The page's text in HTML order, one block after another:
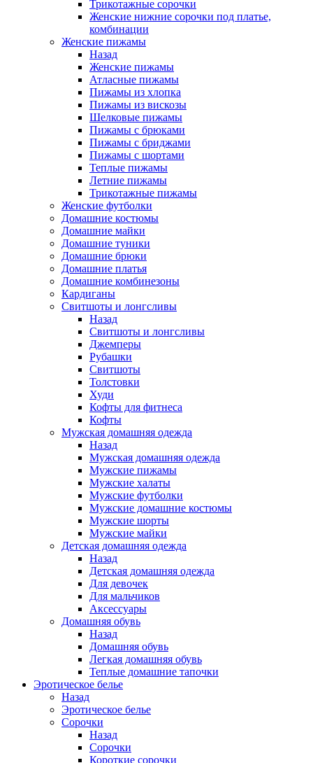
Трикотажные сорочки
Женские нижние сорочки под платье,
комбинации
Женские пижамы
Назад
Женские пижамы
Атласные пижамы
Пижамы из хлопка
Пижамы из вискозы
Шелковые пижамы
Пижамы с брюками
Пижамы с бриджами
Пижамы с шортами
Теплые пижамы
Летние пижамы
Трикотажные пижамы
Женские футболки
Домашние костюмы
Домашние майки
Домашние туники
Домашние брюки
Домашние платья
Домашние комбинезоны
Кардиганы
Свитшоты и лонгсливы
Назад
Свитшоты и лонгсливы
Джемперы
Рубашки
Свитшоты
Толстовки
Худи
Кофты для фитнеса
Кофты
Мужская домашняя одежда
Назад
Мужская домашняя одежда
Мужские пижамы
Мужские халаты
Мужские футболки
Мужские домашние костюмы
Мужские шорты
Мужские майки
Детская домашняя одежда
Назад
Детская домашняя одежда
Для девочек
Для мальчиков
Аксессуары
Домашняя обувь
Назад
Домашняя обувь
Легкая домашняя обувь
Теплые домашние тапочки
Эротическое белье
Назад
Эротическое белье
Сорочки
Назад
Сорочки
Короткие сорочки